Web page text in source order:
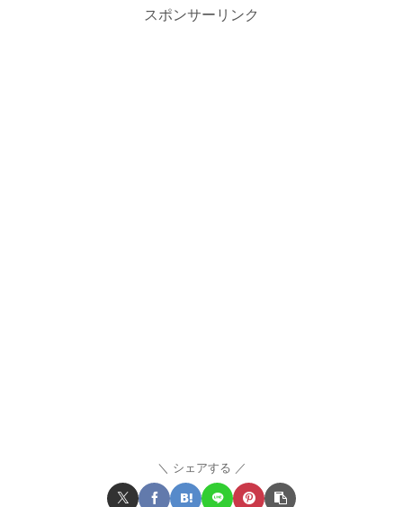
スポンサーリンク
シェアする